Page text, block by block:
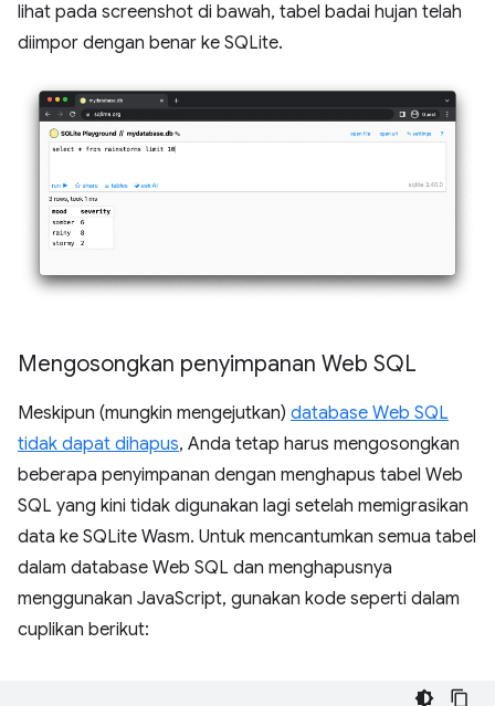
lihat pada screenshot di bawah, tabel badai hujan telah
diimpor dengan benar ke SQLite.
Mengosongkan penyimpanan Web SQL
Meskipun (mungkin mengejutkan) database Web SQL
tidak dapat dihapus, Anda tetap harus mengosongkan
beberapa penyimpanan dengan menghapus tabel Web
SQL yang kini tidak digunakan lagi setelah memigrasikan
data ke SQLite Wasm. Untuk mencantumkan semua tabel
dalam database Web SQL dan menghapusnya
menggunakan JavaScript, gunakan kode seperti dalam
cuplikan berikut: